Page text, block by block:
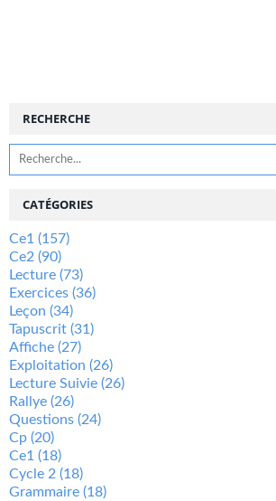
RECHERCHE
CATÉGORIES
Ce1 (157)
Ce2 (90)
Lecture (73)
Exercices (36)
Leçon (34)
Tapuscrit (31)
Affiche (27)
Exploitation (26)
Lecture Suivie (26)
Rallye (26)
Questions (24)
Cp (20)
Ce1 (18)
Cycle 2 (18)
Grammaire (18)